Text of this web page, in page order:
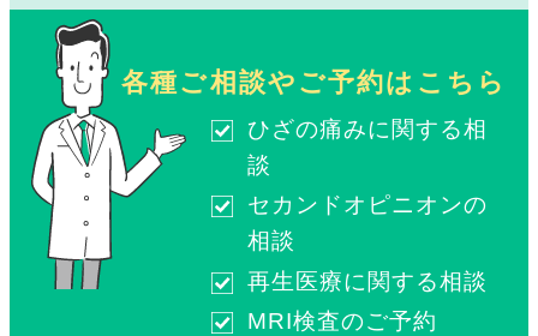
各種ご相談やご予約はこちら
ひざの痛みに関する相
談
セカンドオピニオンの
相談
再生医療に関する相談
MRI検査のご予約